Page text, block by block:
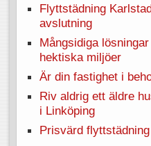
Flyttstädning
avslutning
Mångsidiga
hektiska miljöer
Är din fastighet i
Riv aldrig ett äldre
i Linköping
Prisvärd